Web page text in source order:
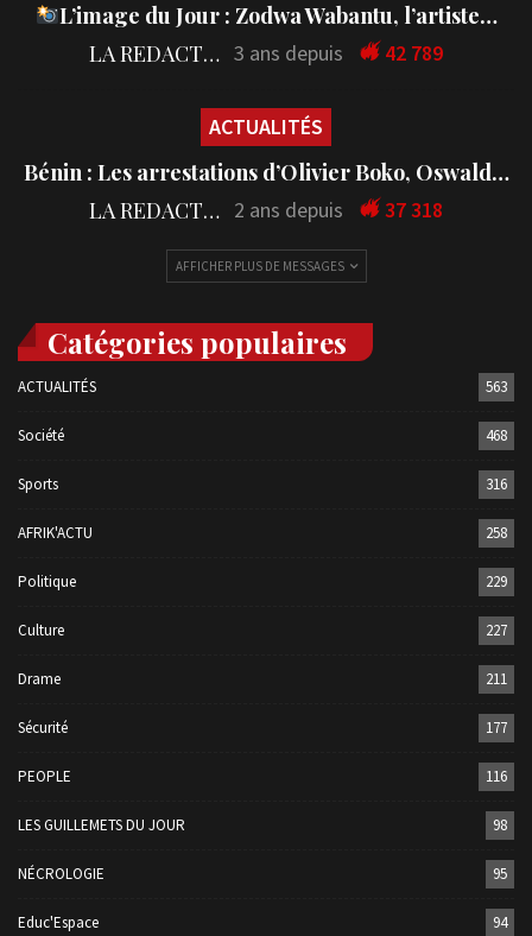
L’image du Jour : Zodwa Wabantu, l’artiste…
LA REDACTION 3 ans depuis 42 789
ACTUALITÉS
Bénin : Les arrestations d’Olivier Boko, Oswald…
LA REDACTION 2 ans depuis 37 318
AFFICHER PLUS DE MESSAGES
Catégories populaires
ACTUALITÉS 563
Société 468
Sports 316
AFRIK'ACTU 258
Politique 229
Culture 227
Drame 211
Sécurité 177
PEOPLE 116
LES GUILLEMETS DU JOUR 98
NÉCROLOGIE 95
Educ'Espace 94